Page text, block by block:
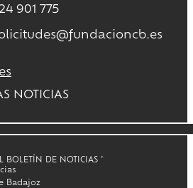
901 775
NOTICIAS
BOLETÍN DE NOTICIAS
Badajoz